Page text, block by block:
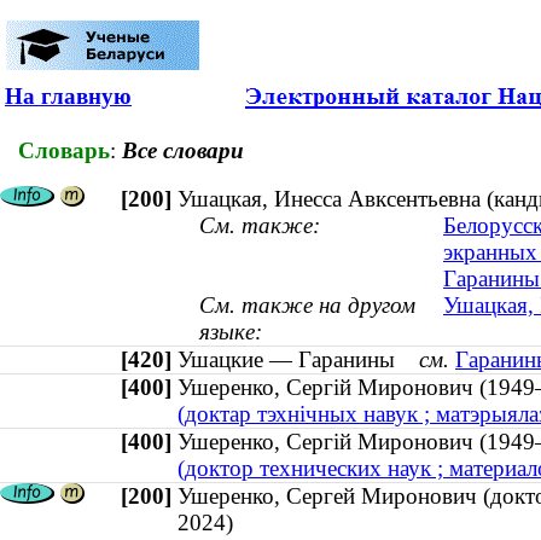
На главную
Словарь: Все словари
[200] Ушацкая, Инесса Авксентьевна
См. также:
экранных
См. также на другом
языке:
Ушацкая,
[420] Ушацкие — Гаранины см.
[400] Ушеренко, Сергій Миронович
(доктар тэхнічных навук ;
[400] Ушеренко, Сергій Миронович
(доктор технических наук ;
[200] Ушеренко, Сергей Миронович
2024)